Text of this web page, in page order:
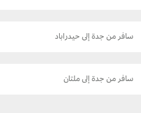
سافر من جدة إلى حيدراباد
سافر من جدة إلى ملتان